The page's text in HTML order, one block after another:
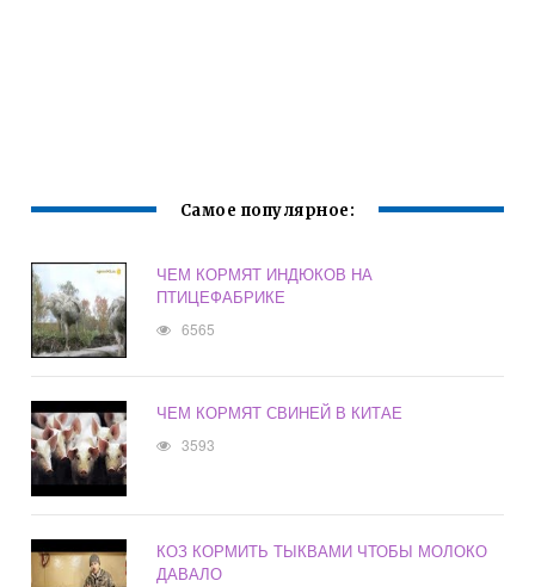
Самое популярное:
ЧЕМ КОРМЯТ ИНДЮКОВ НА
ПТИЦЕФАБРИКЕ
6565
ЧЕМ КОРМЯТ СВИНЕЙ В КИТАЕ
3593
КОЗ КОРМИТЬ ТЫКВАМИ ЧТОБЫ МОЛОКО
ДАВАЛО